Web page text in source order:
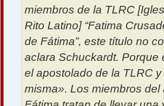
miembros de la TLRC
Rito Latino] “Fatima
de Fátima”, este título no
aclara Schuckardt. Porque
el apostolado de la TLRC
misma». Los miembros del